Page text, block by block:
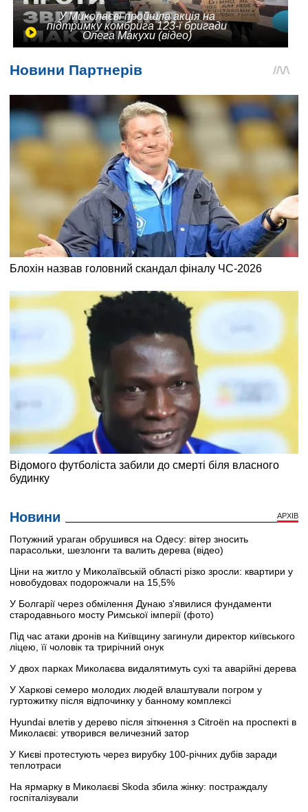
У Миколаєві пройшла акція на
підтримку комбрига 123-ї бригади
Олега Макухи (відео)
Новини АРХІВ
Потужний ураган обрушився на Одесу: вітер зносить
парасольки, шезлонги та валить дерева (відео)
Ціни на житло у Миколаївській області різко зросли: квартири у
новобудовах подорожчали на 15,5%
У Болгарії через обмілення Дунаю з'явилися фундаменти
стародавнього мосту Римської імперії (фото)
Під час атаки дронів на Київщину загинули директор київського
ліцею, її чоловік та трирічний онук
У двох парках Миколаєва видалятимуть сухі та аварійні дерева
У Харкові семеро молодих людей влаштували погром у
гуртожитку після відпочинку у банному комплексі
Hyundai влетів у дерево після зіткнення з Citroën на проспекті в
Миколаєві: утворився величезний затор
У Києві протестують через вирубку 100-річних дубів заради
теплотраси
На ярмарку в Миколаєві Skoda збила жінку: постраждалу
госпіталізували